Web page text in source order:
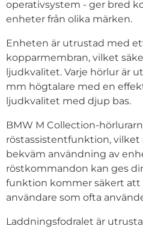
operativsystem - ger bred
enheter från olika märken.
Enheten är utrustad med
kopparmembran, vilket
ljudkvalitet. Varje hörlur är
mm högtalare med en
ljudkvalitet med djup bas.
BMW M Collection-
röstassistentfunktion,
bekväm användning av
röstkommandon kan ges
funktion kommer säkert att
användare som ofta
Laddningsfodralet är